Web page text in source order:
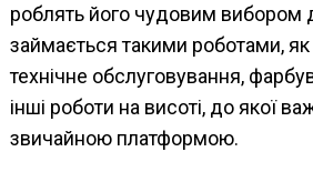
роблять його чудовим вибором
займається такими роботами, як
технічне обслуговування,
інші роботи на висоті, до якої
звичайною платформою.